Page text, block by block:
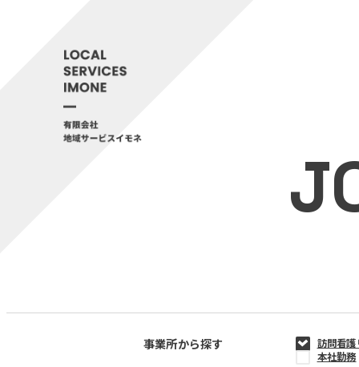
事業所から探す
訪問看
本社勤務